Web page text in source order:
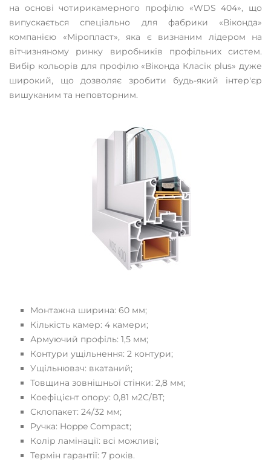
на основі чотирикамерного профілю «WDS 404», що
випускається спеціально для фабрики «Віконда»
компанією «Міропласт», яка є визнаним лідером на
вітчизняному ринку виробників профільних систем.
Вибір кольорів для профілю «Віконда Класік plus» дуже
широкий, що дозволяє зробити будь-який інтер'єр
вишуканим та неповторним.
Монтажна ширина: 60 ​​мм;
Кількість камер: 4 камери;
Армуючий профіль: 1,5 мм;
Контури ущільнення: 2 контури;
Ущільнювач: вкатаний;
Товщина зовнішньої стінки: 2,8 мм;
Коефіцієнт опору: 0,81 м2С/ВТ;
Склопакет: 24/32 мм;
Ручка: Hoppe Compact;
Колір ламінації: всі можливі;
Термін гарантії: 7 років.